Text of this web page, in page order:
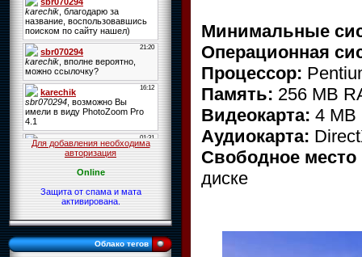
Для добавления необходима
авторизация
Online
Защита от спама и мата
активирована.
Облако тегов
Минимальные
Операционная
Процессор:
Память: 256 MB
Видеокарта: 4 MB
Аудиокарта:
Свободное
диске